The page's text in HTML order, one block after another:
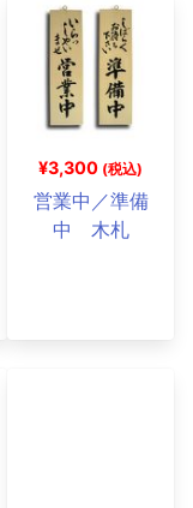
¥3,300 (税込)
営業中／準備
中 木札